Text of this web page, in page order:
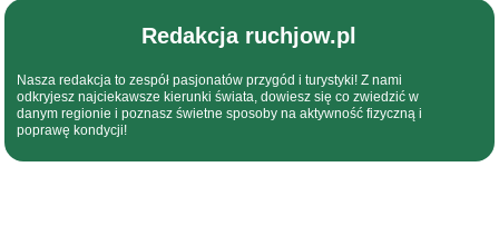
Redakcja ruchjow.pl
Nasza redakcja to zespół pasjonatów przygód i turystyki! Z nami
odkryjesz najciekawsze kierunki świata, dowiesz się co zwiedzić w
danym regionie i poznasz świetne sposoby na aktywność fizyczną i
poprawę kondycji!